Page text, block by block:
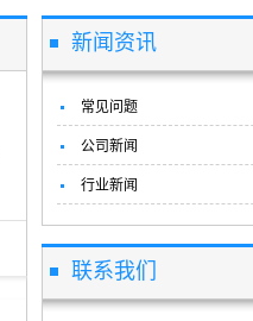
新闻资讯
常见问题
公司新闻
行业新闻
联系我们